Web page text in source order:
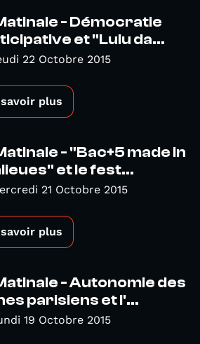
- Démocratie
et "Lulu da...
22 Octobre 2015
savoir plus
- "Bac+5 made in
et le fest...
21 Octobre 2015
savoir plus
- Autonomie des
parisiens et l'...
19 Octobre 2015